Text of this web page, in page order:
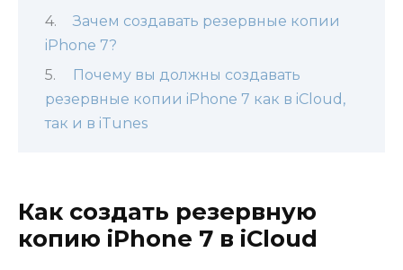
Зачем создавать резервные копии
iPhone 7?
Почему вы должны создавать
резервные копии iPhone 7 как в iCloud,
так и в iTunes
Как создать резервную
копию iPhone 7 в iCloud